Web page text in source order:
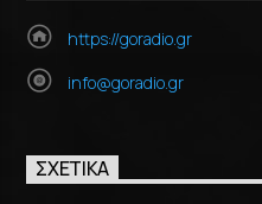
https://goradio.gr
info@goradio.gr
ΣΧΕΤΙΚΆ